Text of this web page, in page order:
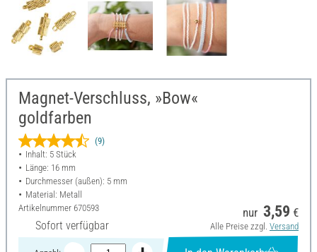
Magnet-Verschluss, »Bow«
goldfarben
(9)
Inhalt: 5 Stück
Länge: 16 mm
Durchmesser (außen): 5 mm
Material: Metall
Artikelnummer 670593
Sofort verfügbar
nur 3,59 €
Alle Preise zzgl. Versand